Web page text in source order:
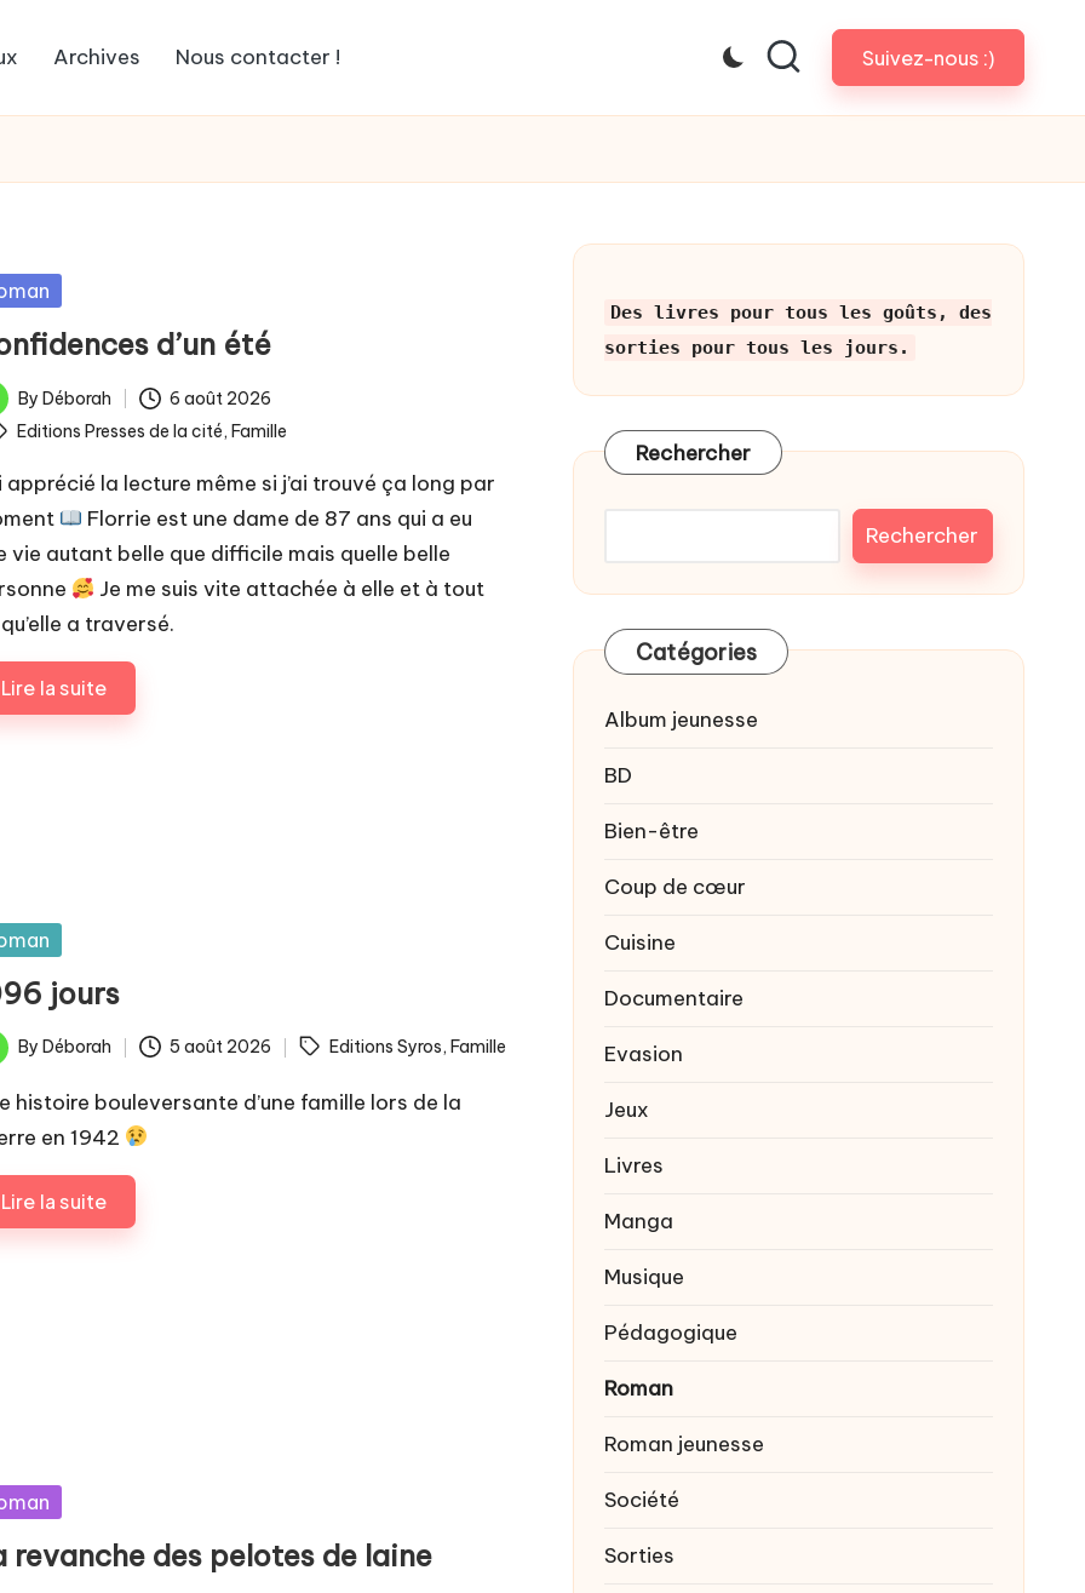
Archives Nous contacter ! Suivez-nous :)
d’un été
By Déborah 6 août 2026
Editions Presses de la cité, Famille
apprécié la lecture même si j’ai trouvé ça long par
Florrie est une dame de 87 ans qui a eu
vie autant belle que difficile mais quelle belle
Je me suis vite attachée à elle et à tout
a traversé.
Lire la suite
jours
By Déborah 5 août 2026 Editions Syros,Famille
histoire bouleversante d’une famille lors de la
en 1942
Lire la suite
revanche des pelotes de laine
Des livres pour tous les goûts, des
sorties pour tous les jours.
Rechercher
Rechercher
Catégories
Album jeunesse
BD
Bien-être
Coup de cœur
Cuisine
Documentaire
Evasion
Jeux
Livres
Manga
Musique
Pédagogique
Roman
Roman jeunesse
Société
Sorties